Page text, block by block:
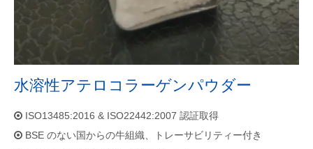
水溶性アテロコラーゲンパウダー
 ISO13485:2016 & ISO22442:2007 認証取得
 BSE のない国からの牛組織、トレーサビリティー付き